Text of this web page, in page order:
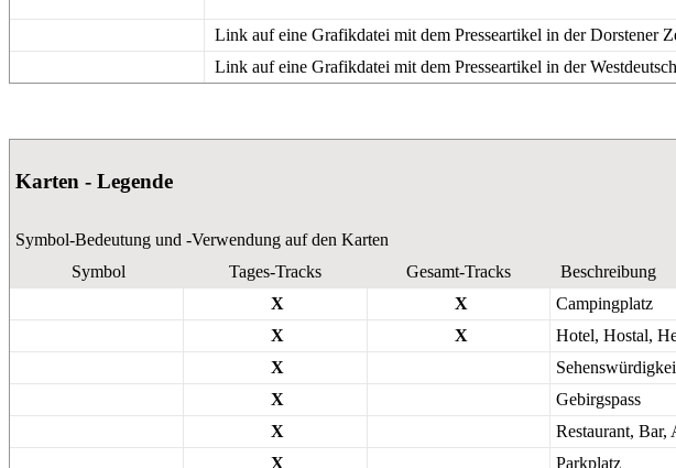
Link auf eine Grafikdatei mit dem Presseartikel in der Dorstener
Link auf eine Grafikdatei mit dem Presseartikel in der
Karten - Legende
Symbol-Bedeutung und -Verwendung auf den Karten
Symbol
Tages-Tracks Gesamt-Tracks
Beschreibung
X
X
Campingplatz
X
X
Hotel, Hostal,
X
X
Gebirgspass
X
Restaurant, Bar,
X
Parkplatz